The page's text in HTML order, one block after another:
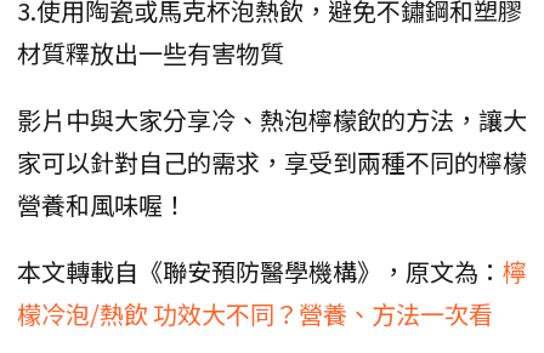
3.使用陶瓷或馬克杯泡熱飲，避免不鏽鋼和塑膠
材質釋放出一些有害物質
影片中與大家分享冷、熱泡檸檬飲的方法，讓大
家可以針對自己的需求，享受到兩種不同的檸檬
營養和風味喔！
本文轉載自《聯安預防醫學機構》，原文為： 檸
檬冷泡/熱飲 功效大不同？營養、方法一次看